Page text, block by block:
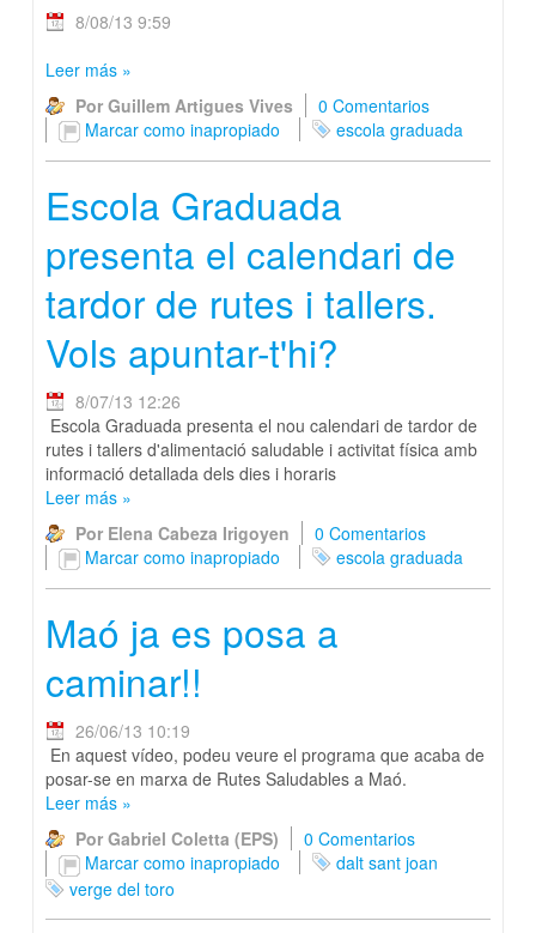
8/08/13 9:59
Leer más »
Por Guillem Artigues Vives
0 Comentarios
Marcar como inapropiado
escola graduada
Escola Graduada
presenta el calendari de
tardor de rutes i tallers.
Vols apuntar-t'hi?
8/07/13 12:26
Escola Graduada presenta el nou calendari de tardor de
rutes i tallers d'alimentació saludable i activitat física amb
informació detallada dels dies i horaris
Leer más »
Por Elena Cabeza Irigoyen
0 Comentarios
Marcar como inapropiado
escola graduada
Maó ja es posa a
caminar!!
26/06/13 10:19
En aquest vídeo, podeu veure el programa que acaba de
posar-se en marxa de Rutes Saludables a Maó.
Leer más »
Por Gabriel Coletta (EPS)
0 Comentarios
Marcar como inapropiado
dalt sant joan
verge del toro